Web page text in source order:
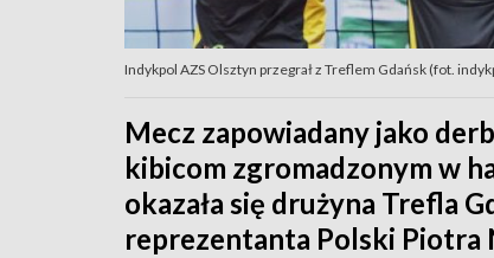
Indykpol AZS Olsztyn przegrał z Treflem Gdańsk (fot.
Mecz zapowiadany jako
kibicom zgromadzonym w
okazała się drużyna Trefla
reprezentanta Polski Piotra